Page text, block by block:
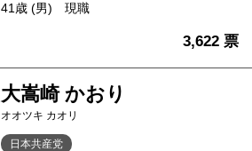
41歳 (男) 現職
3,622 票
大嵩崎 かおり
オオツキ カオリ
日本共産党